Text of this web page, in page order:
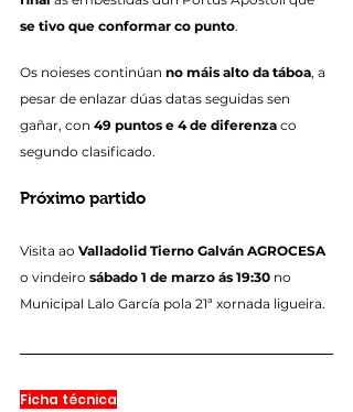
se tivo que conformar co punto.
Os noieses continúan no máis alto da táboa, a
pesar de enlazar dúas datas seguidas sen
gañar, con 49 puntos e 4 de diferenza co
segundo clasificado.
Próximo partido
Visita ao Valladolid Tierno Galván AGROCESA
o vindeiro sábado 1 de marzo ás 19:30 no
Municipal Lalo García pola 21ª xornada ligueira.
Ficha técnica